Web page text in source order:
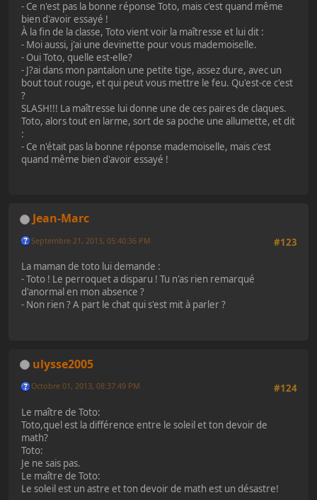
- Ce n'est pas la bonne réponse Toto, mais c'est quand même
bien d'avoir essayé !
À la fin de la classe, Toto vient voir la maîtresse et lui dit :
- Moi aussi, j'ai une devinette pour vous mademoiselle.
- Oui Toto, quelle est-elle?
- J?ai dans mon pantalon une petite tige, assez dure, avec un
bout tout rouge, et qui peut vous mettre le feu. Qu'est-ce c'est
?
SLASH!!! La maîtresse lui donne une de ces paires de claques.
Toto, alors tout en larme, sort de sa poche une allumette, et dit
:
- Ce n'était pas la bonne réponse mademoiselle, mais c'est
quand même bien d'avoir essayé !
Jean-Marc
#123
Septembre 21, 2013, 05:40:36 PM
La maman de toto lui demande :
- Toto ! Le perroquet a disparu ! Tu n'as rien remarqué
d'anormal en mon absence ?
- Non rien ? A part le chat qui s'est mit à parler ?
ulysse2005
#124
Octobre 01, 2013, 08:37:49 PM
Le maître de Toto:
Toto,quel est la différence entre le soleil et ton devoir de
math?
Toto:
Je ne sais pas.
Le maître de Toto:
Le soleil est un astre et ton devoir de math est un désastre!